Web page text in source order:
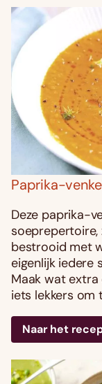
Paprika-
Deze paprika-
soeprepertoire,
bestrooid met
eigenlijk iedere
Maak wat
iets lekkers om
Naar het